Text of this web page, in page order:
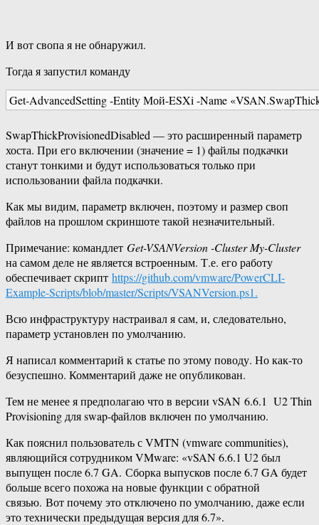
И вот свопа я не обнаружил.
Тогда я запустил команду
Get-AdvancedSetting -Entity Мой-ESXi -Name
SwapThickProvisionedDisabled — это расширенный параметр
хоста. При его включении (значение = 1) файлы подкачки
станут тонкими и будут использоваться только при
использовании файла подкачки.
Как мы видим, параметр включен, поэтому и размер своп
файлов на прошлом скриншоте такой незначительный.
Примечание: командлет Get-VSANVersion -Cluster My-Cluster
на самом деле не является встроенным. Т.е. его работу
обеспечивает скрипт https://github.com/vmware/PowerCLI-
Example-Scripts/blob/master/Scripts/VSANVersion.ps1.
Всю инфраструктуру настраивал я сам, и, следовательно,
параметр установлен по умолчанию.
Я написал комментарий к статье по этому поводу. Но как-то
безуспешно. Комментарий даже не опубликован.
Тем не менее я предполагаю что в версии vSAN 6.6.1 U2 Thin
Provisioning для swap-файлов включен по умолчанию.
Как пояснил пользователь с VMTN (vmware communities),
являющийся сотрудником VMware: «vSAN 6.6.1 U2 был
выпущен после 6.7 GA. Сборка выпусков после 6.7 GA будет
больше всего похожа на новые функции с обратной
связью. Вот почему это отключено по умолчанию, даже если
это технически предыдущая версия для 6.7».